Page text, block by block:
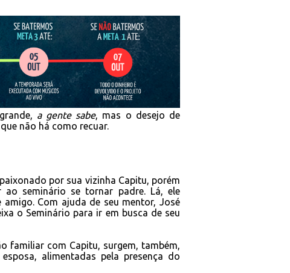
a gente sabe, mas o desejo de
não há como recuar.
por sua vizinha Capitu, porém
seminário se tornar padre. Lá, ele
Com ajuda de seu mentor, José
o Seminário para ir em busca de seu
familiar com Capitu, surgem, também,
alimentadas pela presença do